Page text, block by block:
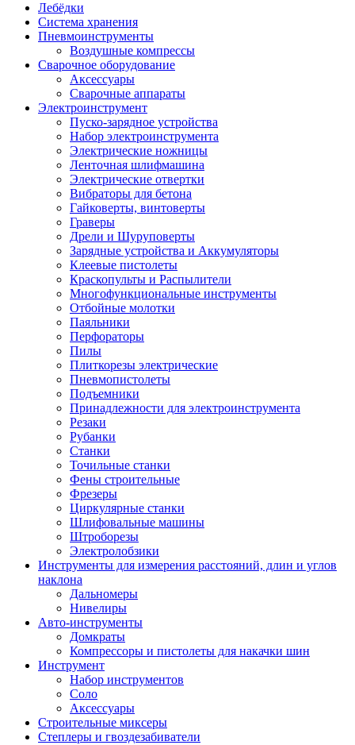
Лебёдки
Система хранения
Пневмоинструменты
Воздушные компрессы
Сварочное оборудование
Аксессуары
Сварочные аппараты
Электроинструмент
Пуско-зарядное устройства
Набор электроинструмента
Электрические ножницы
Ленточная шлифмашина
Электрические отвертки
Вибраторы для бетона
Гайковерты, винтоверты
Граверы
Дрели и Шуруповерты
Зарядные устройства и Аккумуляторы
Клеевые пистолеты
Краскопульты и Распылители
Многофункциональные инструменты
Отбойные молотки
Паяльники
Перфораторы
Пилы
Плиткорезы электрические
Пневмопистолеты
Подъемники
Принадлежности для электроинструмента
Резаки
Рубанки
Станки
Точильные станки
Фены строительные
Фрезеры
Циркулярные станки
Шлифовальные машины
Штроборезы
Электролобзики
Инструменты для измерения расстояний, длин и углов
наклона
Дальномеры
Нивелиры
Авто-инструменты
Домкраты
Компрессоры и пистолеты для накачки шин
Инструмент
Набор инструментов
Соло
Аксессуары
Строительные миксеры
Степлеры и гвоздезабиватели